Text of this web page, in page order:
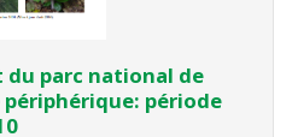
du parc national de
périphérique: période